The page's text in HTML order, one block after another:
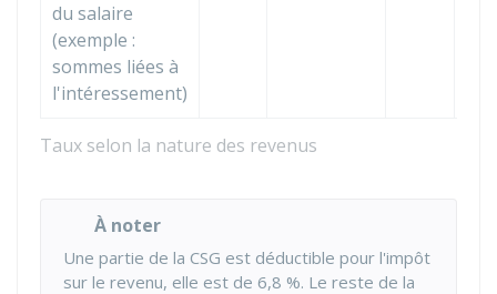
Taux selon la nature des revenus
du salaire
(exemple :
sommes liées à
l'intéressement)
À noter
Une partie de la CSG est déductible pour l'impôt
sur le revenu, elle est de 6,8 %. Le reste de la